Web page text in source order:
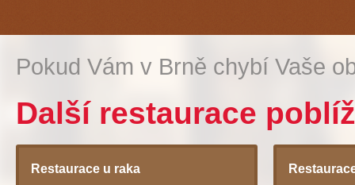
Pokud Vám v Brně chybí Vaše
Další restaurace
Restaurace u raka